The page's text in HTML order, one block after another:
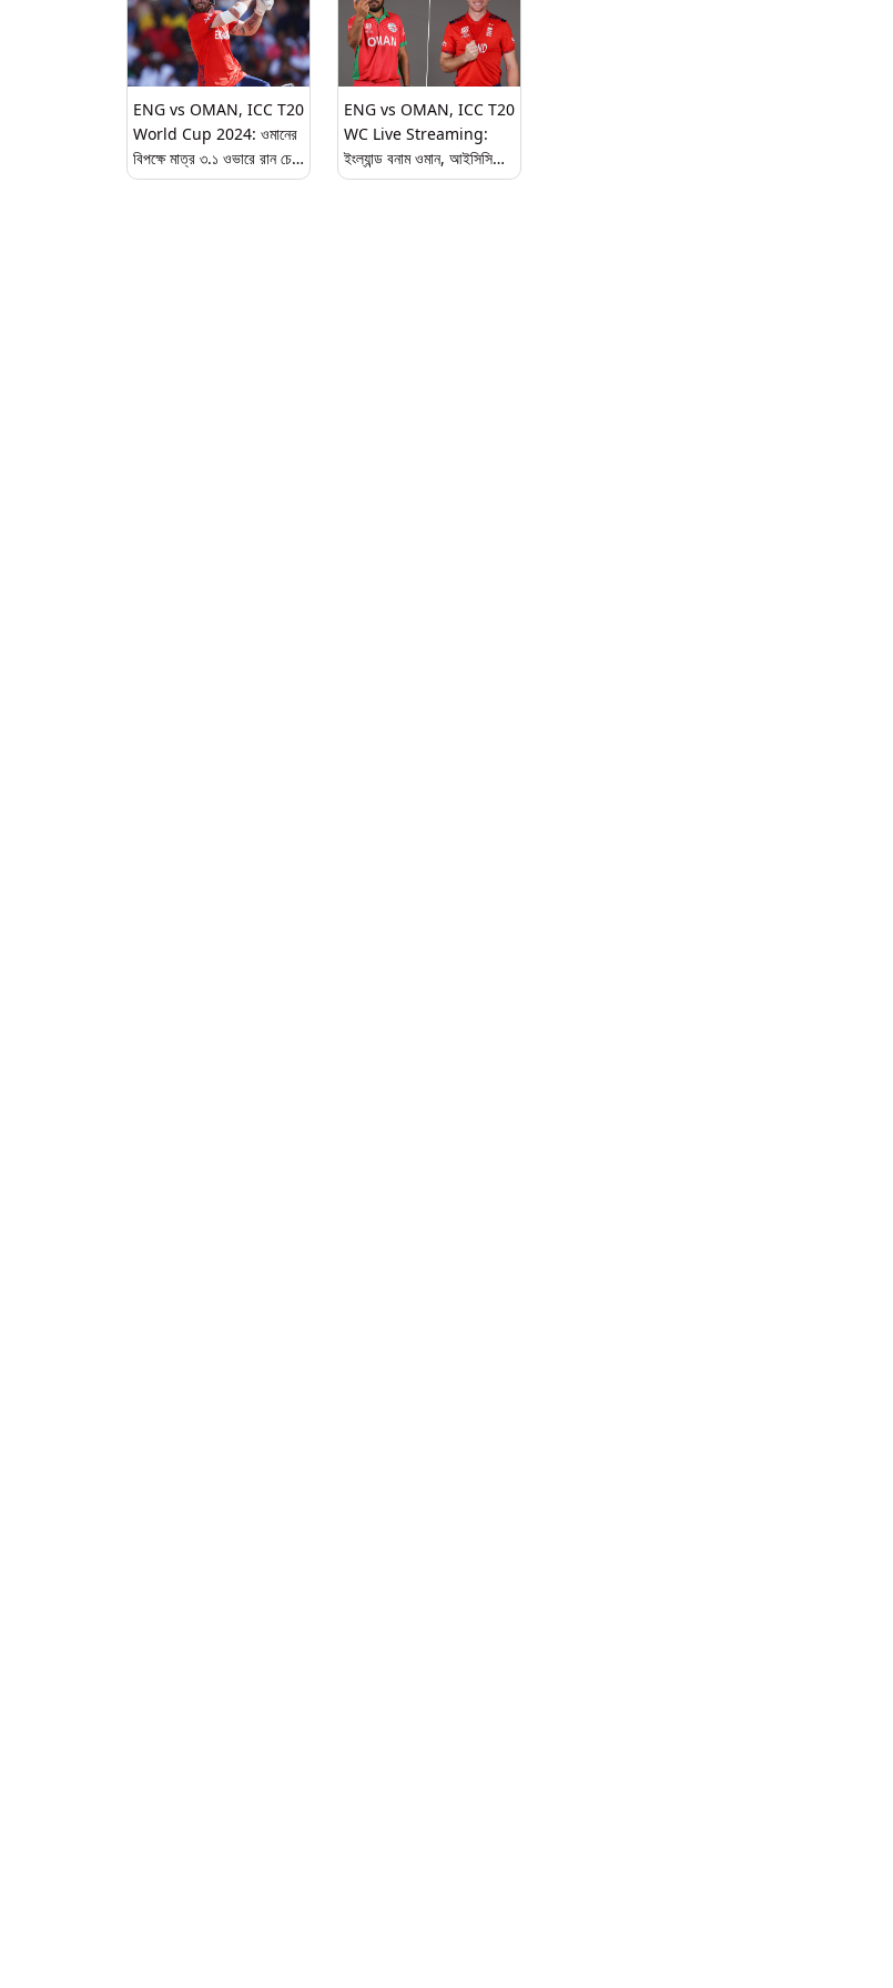
ENG vs OMAN, ICC T20
World Cup 2024: ওমানের
বিপক্ষে মাত্র ৩.১ ওভারে রান চেজ
করে বিশাল জয় ইংল্যান্ডের
ENG vs OMAN, ICC T20
WC Live Streaming:
ইংল্যান্ড বনাম ওমান, আইসিসি
টি-২০ বিশ্বকাপ; সরাসরি দেখুন